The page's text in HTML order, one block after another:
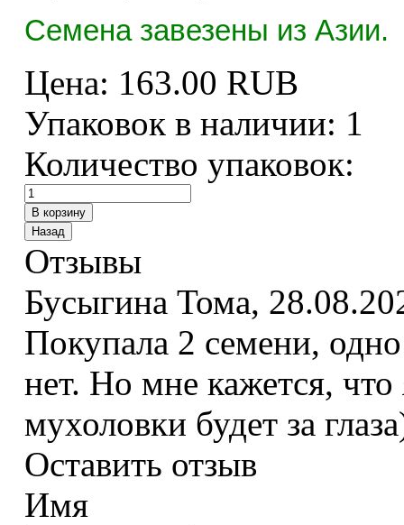
Семена завезены из Азии.
Цена: 163.00 RUB
Упаковок в наличии: 1
Количество упаковок:
Отзывы
Бусыгина Тома,
Покупала 2 семени,
нет. Но мне кажется,
мухоловки будет за
Оставить отзыв
Имя